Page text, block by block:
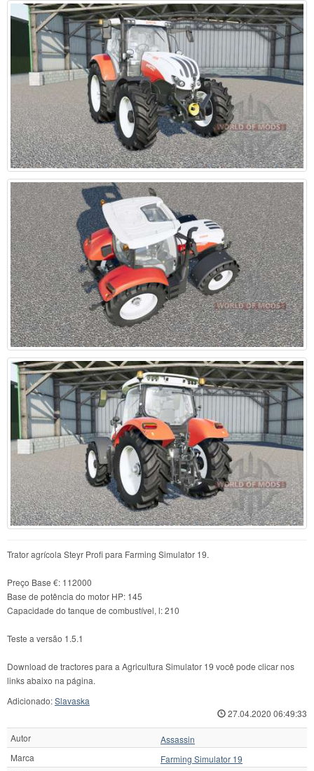
Trator agrícola Steyr Profi para Farming Simulator 19.
Preço Base €: 112000
Base de potência do motor HP: 145
Capacidade do tanque de combustível, l: 210
Teste a versão 1.5.1
Download de tractores para a Agricultura Simulator 19 você pode clicar nos
links abaixo na página.
Adicionado:Slavaska
27.04.2020 06:49:33
Autor
Assassin
Marca
Farming Simulator 19